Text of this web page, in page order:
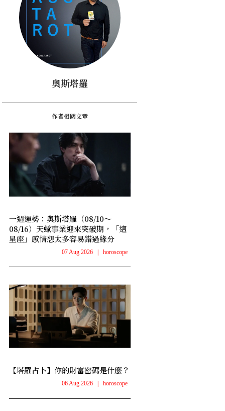
奧斯塔羅
作者相關文章
一週運勢：奧斯塔羅（08/10～
08/16）天蠍事業迎來突破期，「這
星座」感情想太多容易錯過緣分
07 Aug 2026 | horoscope
【塔羅占卜】你的財富密碼是什麼？
06 Aug 2026 horoscope